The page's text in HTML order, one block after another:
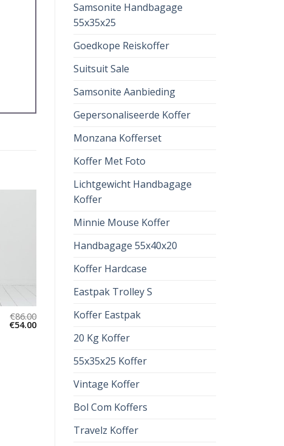
Samsonite Handbagage
55x35x25
Goedkope Reiskoffer
Suitsuit Sale
Samsonite Aanbieding
Gepersonaliseerde Koffer
Monzana Kofferset
Koffer Met Foto
Lichtgewicht Handbagage
Koffer
Minnie Mouse Koffer
Handbagage 55x40x20
Koffer Hardcase
Eastpak Trolley S
Koffer Eastpak
20 Kg Koffer
55x35x25 Koffer
Vintage Koffer
Bol Com Koffers
Travelz Koffer
€86.00
€54.00